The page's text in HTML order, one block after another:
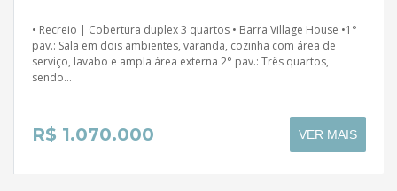
• Recreio | Cobertura duplex 3 quartos • Barra Village House •1°
pav.: Sala em dois ambientes, varanda, cozinha com área de
serviço, lavabo e ampla área externa 2° pav.: Três quartos,
sendo...
R$ 1.070.000 VER MAIS